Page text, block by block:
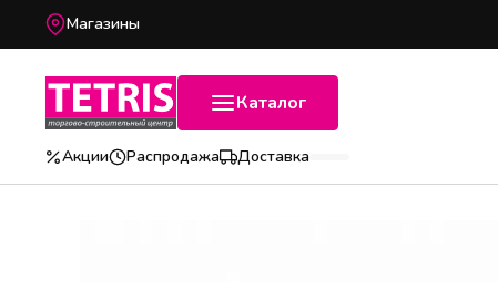
Магазины
Каталог
Акции
Распродажа Доставка